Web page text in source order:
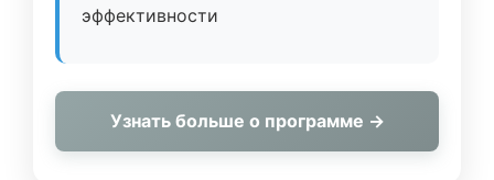
эффективности
Узнать больше о программе →